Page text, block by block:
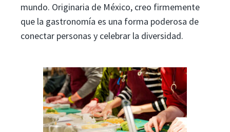
mundo. Originaria de México, creo firmemente
que la gastronomía es una forma poderosa de
conectar personas y celebrar la diversidad.